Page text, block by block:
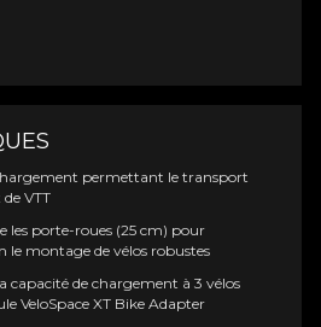
permettant le transport
VTT
les porte-roues (25 cm) pour
montage de vélos robustes
capacité de chargement à 3 vélos
VeloSpace XT Bike Adapter